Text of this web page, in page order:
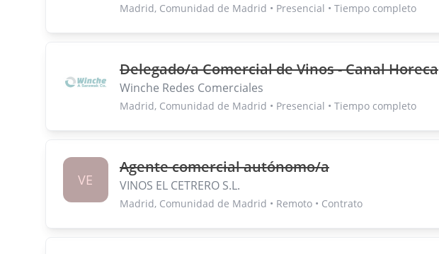
Madrid, Comunidad de Madrid • Presencial • Tiempo completo
Delegado/a Comercial de Vinos - Canal Horeca
Winche Redes Comerciales
Madrid, Comunidad de Madrid • Presencial • Tiempo completo
VE
Agente comercial autónomo/a
VINOS EL CETRERO S.L.
Madrid, Comunidad de Madrid • Remoto • Contrato